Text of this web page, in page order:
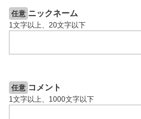
任意 ニックネーム
1文字以上、20文字以下
任意 コメント
1文字以上、1000文字以下